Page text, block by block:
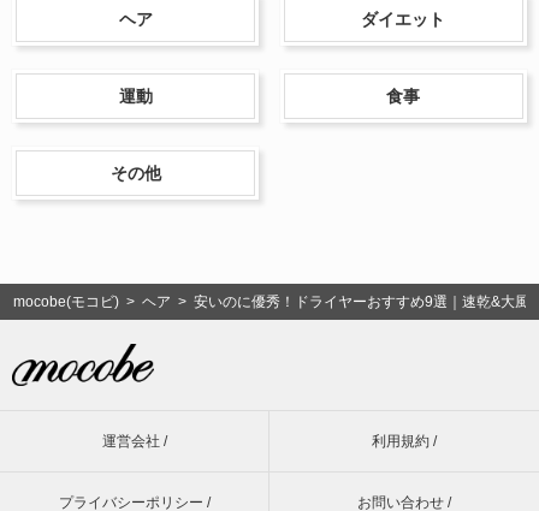
ヘア ダイエット
運動 食事
その他
mocobe(モコビ) >ヘア > 安いのに優秀！ドライヤーおすすめ9選｜速乾&大風
運営会社 / 利用規約 /
プライバシーポリシー / お問い合わせ /